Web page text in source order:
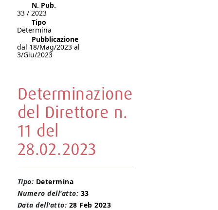
N. Pub.
33 / 2023
Tipo
Determina
Pubblicazione
dal 18/Mag/2023 al
3/Giu/2023
Determinazione
del Direttore n.
11 del
28.02.2023
Tipo: Determina
Numero dell'atto: 33
Data dell'atto: 28 Feb 2023